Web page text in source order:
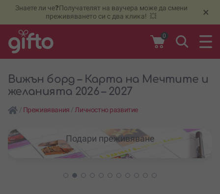
Знаете ли че❓Получателят на ваучера може да смени
преживяването си с два клика! 💥
×
0
Вижън борд – Карта на Мечтите и
желанията 2026 – 2027
/ Преживявания / Личностно развитие
Подари преживяване